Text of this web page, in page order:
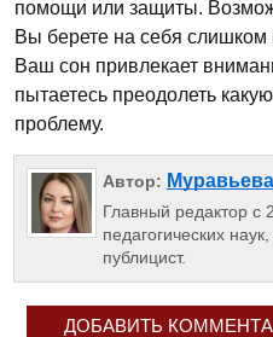
помощи или защиты.
Вы берете на себя слишком
Ваш сон привлекает
пытаетесь преодолеть
проблему.
Автор:
Главный редактор с
педагогических
публицист.
ДОБАВИТЬ